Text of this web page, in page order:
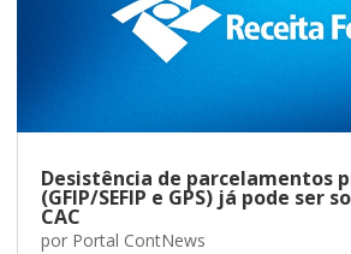
Desistência de parcelamentos
(GFIP/SEFIP e GPS) já pode ser
CAC
por Portal ContNews